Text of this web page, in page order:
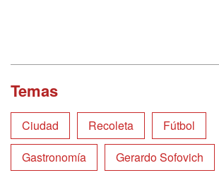
Temas
Ciudad Recoleta
Fútbol
Gastronomía
Gerardo Sofovich